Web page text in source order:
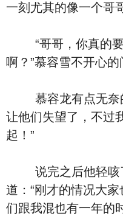
一刻尤其的像一个哥
“哥哥，你真的要
啊？”慕容雪不开心的
慕容龙有点无奈的
让他们失望了，不过
起！”
说完之后他轻咳
道：“刚才的情况大
们跟我混也有一年的